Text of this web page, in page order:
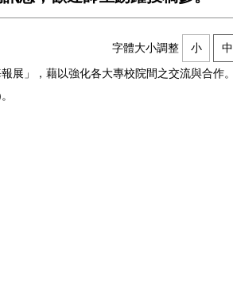
字體大小調整 小 中
展」，藉以強化各大專校院間之交流與合作。